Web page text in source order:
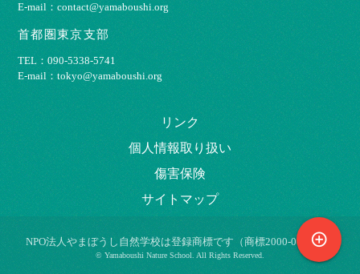
E-mail：contact@yamaboushi.org
首都圏東京支部
TEL：090-5338-5741
E-mail：tokyo@yamaboushi.org
リンク
個⼈情報取り扱い
傷害保険
サイトマップ
NPO法⼈やまぼうし⾃然学校は登録商標です（商標2000-009695）
© Yamaboushi Nature School. All Rights Reserved.
control_point